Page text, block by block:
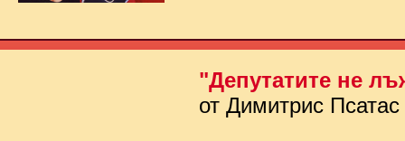
"Депутатите не
от Димитрис Псатас